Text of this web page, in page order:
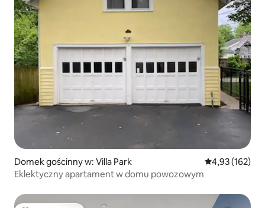
Domek gościnny w: Villa Park Średnia
4,93 (162)
Eklektyczny apartament w domu powozowym